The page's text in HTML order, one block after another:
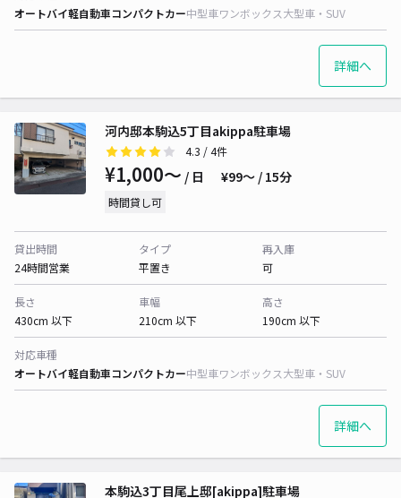
オートバイ軽自動車コンパクトカー中型車ワンボックス大型車・SUV
詳細へ
河内邸本駒込5丁目akippa駐車場
4.3 / 4件
¥1,000〜 / 日 ¥99〜 / 15分
時間貸し可
貸出時間
24時間営業
タイプ
平置き
再入庫
可
長さ
430cm 以下
車幅
210cm 以下
高さ
190cm 以下
対応車種
オートバイ軽自動車コンパクトカー中型車ワンボックス大型車・SUV
詳細へ
本駒込3丁目尾上邸[akippa]駐車場